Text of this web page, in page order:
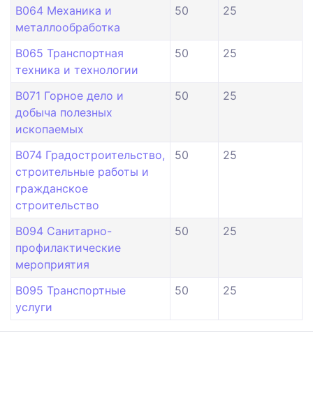
B064 Механика и
металлообработка
50 25
B065 Транспортная
техника и технологии
50 25
B071 Горное дело и
добыча полезных
ископаемых
50 25
B074 Градостроительство,
строительные работы и
гражданское
строительство
50 25
B094 Санитарно-
профилактические
мероприятия
50 25
B095 Транспортные
услуги
50 25